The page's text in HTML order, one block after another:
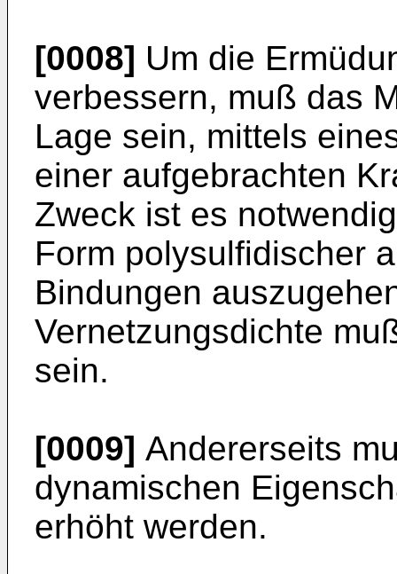
[0008] Um die
verbessern, muß das
Lage sein, mittels
einer aufgebrachten
Zweck ist es
Form polysulfidischer
Bindungen
Vernetzungsdichte
sein.
[0009] Andererseits
dynamischen
erhöht werden.